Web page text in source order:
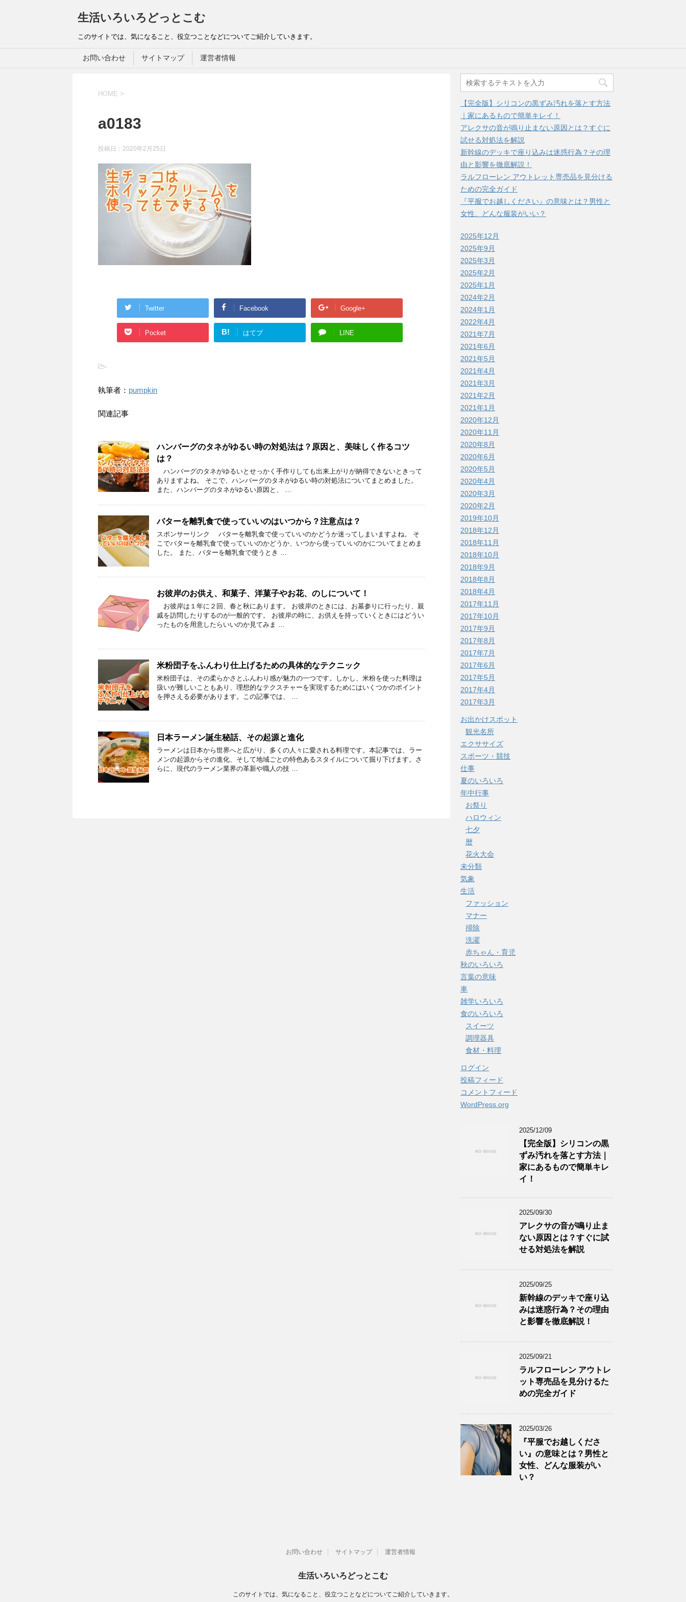
生活いろいろどっとこむ
このサイトでは、気になること、役立つことなどについてご紹介していきます。
お問い合わせ サイトマップ 運営者情報
HOME >
a0183
投稿日： 2020年2月25日
Twitter Facebook Google+
Pocket B! はてブ LINE
-
執筆者： pumpkin
関連記事
ハンバーグのタネがゆるい時の対処法は？原因と、美味しく作るコツ
は？
ハンバーグのタネがゆるいとせっかく手作りしても出来上がりが納得できないときって
ありますよね。 そこで、ハンバーグのタネがゆるい時の対処法についてまとめました。
また、ハンバーグのタネがゆるい原因と、 …
バターを離乳食で使っていいのはいつから？注意点は？
スポンサーリンク バターを離乳食で使っていいのかどうか迷ってしまいますよね。 そ
こでバターを離乳食で使っていいのかどうか、いつから使っていいのかについてまとめま
した。 また、バターを離乳食で使うとき …
お彼岸のお供え、和菓子、洋菓子やお花、のしについて！
お彼岸は１年に２回、春と秋にあります。 お彼岸のときには、お墓参りに行ったり、親
戚を訪問したりするのが一般的です。 お彼岸の時に、お供えを持っていくときにはどうい
ったものを用意したらいいのか見てみま …
米粉団子をふんわり仕上げるための具体的なテクニック
米粉団子は、その柔らかさとふんわり感が魅力の一つです。しかし、米粉を使った料理は
扱いが難しいこともあり、理想的なテクスチャーを実現するためにはいくつかのポイント
を押さえる必要があります。この記事では、 …
日本ラーメン誕生秘話、その起源と進化
ラーメンは日本から世界へと広がり、多くの人々に愛される料理です。本記事では、ラー
メンの起源からその進化、そして地域ごとの特色あるスタイルについて掘り下げます。さ
らに、現代のラーメン業界の革新や職人の技 …
【完全版】シリコンの黒ずみ汚れを落とす方法
｜家にあるもので簡単キレイ！
アレクサの音が鳴り止まない原因とは？すぐに
試せる対処法を解説
新幹線のデッキで座り込みは迷惑行為？その理
由と影響を徹底解説！
ラルフローレン アウトレット専売品を見分ける
ための完全ガイド
『平服でお越しください』の意味とは？男性と
女性、どんな服装がいい？
2025年12月
2025年9月
2025年3月
2025年2月
2025年1月
2024年2月
2024年1月
2022年4月
2021年7月
2021年6月
2021年5月
2021年4月
2021年3月
2021年2月
2021年1月
2020年12月
2020年11月
2020年8月
2020年6月
2020年5月
2020年4月
2020年3月
2020年2月
2019年10月
2018年12月
2018年11月
2018年10月
2018年9月
2018年8月
2018年4月
2017年11月
2017年10月
2017年9月
2017年8月
2017年7月
2017年6月
2017年5月
2017年4月
2017年3月
お出かけスポット
観光名所
エクササイズ
スポーツ・競技
仕事
夏のいろいろ
年中行事
お祭り
ハロウィン
七夕
暦
花火大会
未分類
気象
生活
ファッション
マナー
掃除
洗濯
赤ちゃん・育児
秋のいろいろ
言葉の意味
車
雑学いろいろ
食のいろいろ
スイーツ
調理器具
食材・料理
ログイン
投稿フィード
コメントフィード
WordPress.org
2025/12/09
【完全版】シリコンの黒
ずみ汚れを落とす方法｜
家にあるもので簡単キレ
イ！
2025/09/30
アレクサの音が鳴り止ま
ない原因とは？すぐに試
せる対処法を解説
2025/09/25
新幹線のデッキで座り込
みは迷惑行為？その理由
と影響を徹底解説！
2025/09/21
ラルフローレン アウトレ
ット専売品を見分けるた
めの完全ガイド
2025/03/26
『平服でお越しくださ
い』の意味とは？男性と
女性、どんな服装がい
い？
お問い合わせ サイトマップ 運営者情報
生活いろいろどっとこむ
このサイトでは、気になること、役立つことなどについてご紹介していきます。